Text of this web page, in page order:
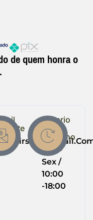
de quem honra o
Horario
de
Trabalho
Seg -
Sex /
10:00
-18:00